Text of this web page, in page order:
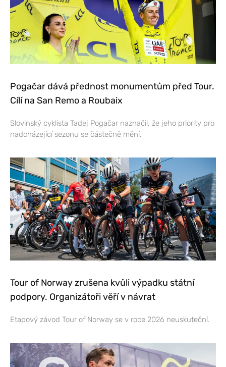
Pogačar dává přednost monumentům před Tour.
Cílí na San Remo a Roubaix
Slovinský cyklista Tadej Pogačar naznačil, že jeho priority pro
nadcházející sezonu se částečně mění.
Tour of Norway zrušena kvůli výpadku státní
podpory. Organizátoři věří v návrat
Etapový závod Tour of Norway se v roce 2026 neuskuteční.